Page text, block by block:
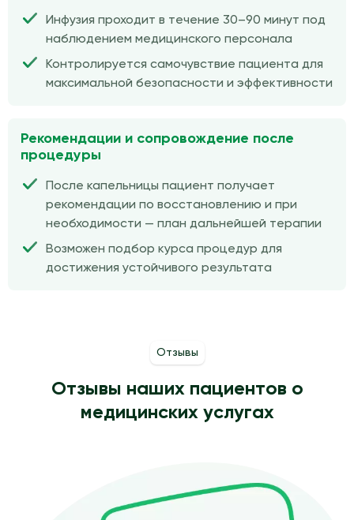
Инфузия проходит в течение 30–90 минут под
наблюдением медицинского персонала
Контролируется самочувствие пациента для
максимальной безопасности и эффективности
Рекомендации и сопровождение после
процедуры
После капельницы пациент получает
рекомендации по восстановлению и при
необходимости — план дальнейшей терапии
Возможен подбор курса процедур для
достижения устойчивого результата
Отзывы
Отзывы наших пациентов о
медицинских услугах